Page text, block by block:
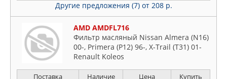
Другие предложения (7) от 208 р.
AMD AMDFL716
Фильтр масляный Nissan Almera (N16)
00-, Primera (P12) 96-, X-Trail (T31) 01-
Renault Koleos
Поставка Наличие Цена Купить